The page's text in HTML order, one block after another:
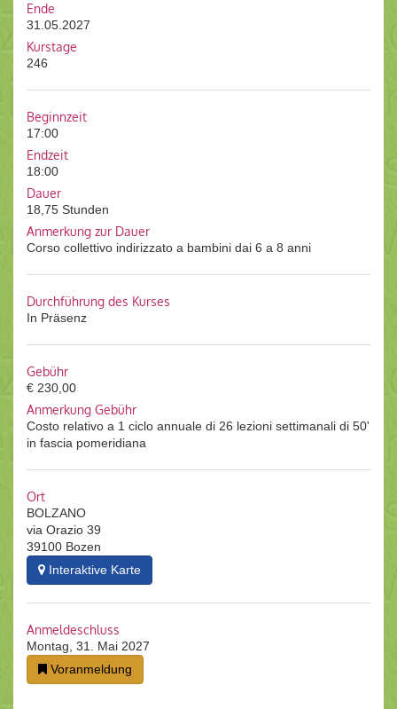
Ende
31.05.2027
Kurstage
246
Beginnzeit
17:00
Endzeit
18:00
Dauer
18,75 Stunden
Anmerkung zur Dauer
Corso collettivo indirizzato a bambini dai 6 a 8 anni
Durchführung des Kurses
In Präsenz
Gebühr
€ 230,00
Anmerkung Gebühr
Costo relativo a 1 ciclo annuale di 26 lezioni settimanali di 50'
in fascia pomeridiana
Ort
BOLZANO
via Orazio 39
39100 Bozen
Interaktive Karte
Anmeldeschluss
Montag, 31. Mai 2027
Voranmeldung